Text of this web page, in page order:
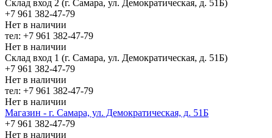
Склад вход 2 (г. Самара, ул. Демократическая, д. 51Б)
+7 961 382-47-79
Нет в наличии
тел: +7 961 382-47-79
Нет в наличии
Склад вход 1 (г. Самара, ул. Демократическая, д. 51Б)
+7 961 382-47-79
Нет в наличии
тел: +7 961 382-47-79
Нет в наличии
Магазин - г. Самара, ул. Демократическая, д. 51Б
+7 961 382-47-79
Нет в наличии